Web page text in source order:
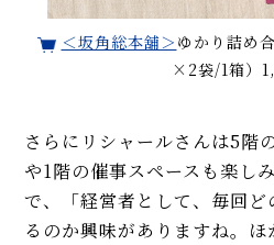
＜坂角総本舖＞ ゆかり詰め
×2袋/1箱）
さらにリシャールさんは5階
や1階の催事スペースも楽し
で、「経営者として、毎回
るのか興味がありますね。